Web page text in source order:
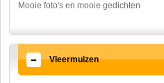
Mooie foto's en mooie gedichten
Vleermuizen